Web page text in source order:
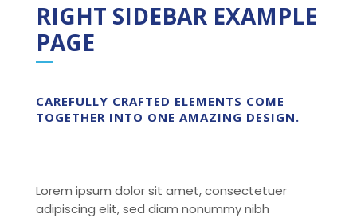
RIGHT SIDEBAR EXAMPLE
PAGE
CAREFULLY CRAFTED ELEMENTS COME
TOGETHER INTO ONE AMAZING DESIGN.
Lorem ipsum dolor sit amet, consectetuer
adipiscing elit, sed diam nonummy nibh